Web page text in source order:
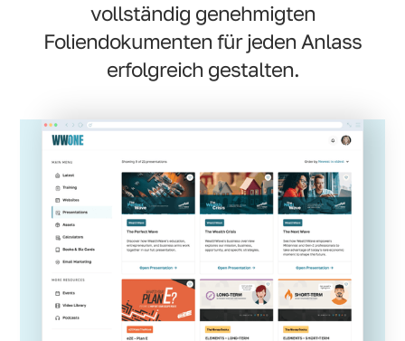
vollständig genehmigten
Foliendokumenten für jeden Anlass
erfolgreich gestalten.